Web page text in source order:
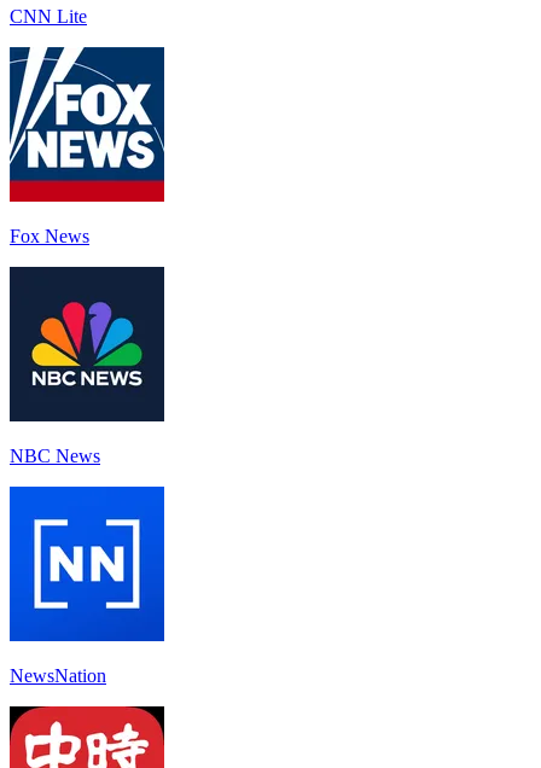
CNN Lite
Fox News
NBC News
NewsNation